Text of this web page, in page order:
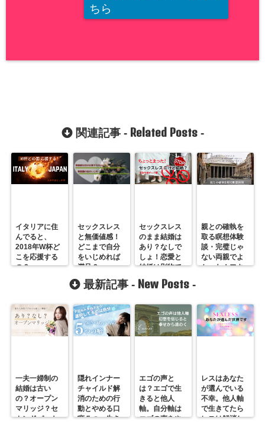
ちら
関連記事 - Related Posts-
イタリアに住
んでると、
2018年W杯ど
こを応援する
の？
セックスレス
と無価値感！
どこまで自分
をいじめれば
満足？
セックスレス
のまま結婚は
あり？なしで
しょ！恋愛と
結婚は別物で
親との確執を
取る瞑想体験
談・完璧じゃ
ない両親でよ
かった！フキ
最新記事 - New Posts -
一夫一婦制の
結婚は古い
の？オープン
マリッジ？セ
カンドパート
隠れインナー
チャイルド解
消のための行
動とやめる口
癖５つ。生き
エゴの声と
は？エゴで生
きると他人
軸。自分軸は
エゴの声をや
レスはあなた
が選んでいる
不幸。他人軸
で生きてたら
レスは解消し